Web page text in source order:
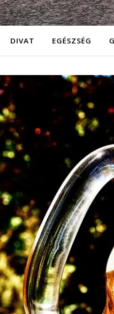
DIVAT EGÉSZSÉG